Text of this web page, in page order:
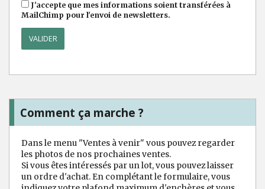
J'accepte que mes informations soient transférées à
MailChimp pour l'envoi de newsletters.
Comment ça marche ?
Dans le menu "Ventes à venir" vous pouvez regarder
les photos de nos prochaines ventes.
Si vous êtes intéressés par un lot, vous pouvez laisser
un ordre d'achat. En complétant le formulaire, vous